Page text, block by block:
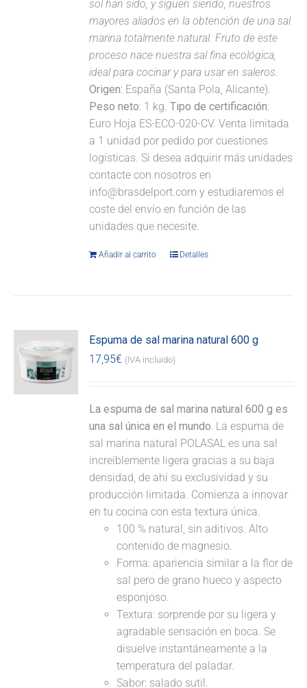
sol han sido, y siguen siendo, nuestros
mayores aliados en la obtención de una sal
marina totalmente natural. Fruto de este
proceso nace nuestra sal fina ecológica,
ideal para cocinar y para usar en saleros.
Origen: España (Santa Pola, Alicante).
Peso neto: 1 kg.Tipo de certificación:
Euro Hoja ES-ECO-020-CV. Venta limitada
a 1 unidad por pedido por cuestiones
logísticas. Si desea adquirir más unidades
contacte con nosotros en
info@brasdelport.com y estudiaremos el
coste del envío en función de las
unidades que necesite.
Añadir al carrito Detalles
Espuma de sal marina natural 600 g
17,95€ (IVA incluido)
La espuma de sal marina natural 600 g es
una sal única en el mundo. La espuma de
sal marina natural POLASAL es una sal
increíblemente ligera gracias a su baja
densidad, de ahí su exclusividad y su
producción limitada. Comienza a innovar
en tu cocina con esta textura única.
100 % natural, sin aditivos. Alto
contenido de magnesio.
Forma: apariencia similar a la flor de
sal pero de grano hueco y aspecto
esponjoso.
Textura: sorprende por su ligera y
agradable sensación en boca. Se
disuelve instantáneamente a la
temperatura del paladar.
Sabor: salado sutil.